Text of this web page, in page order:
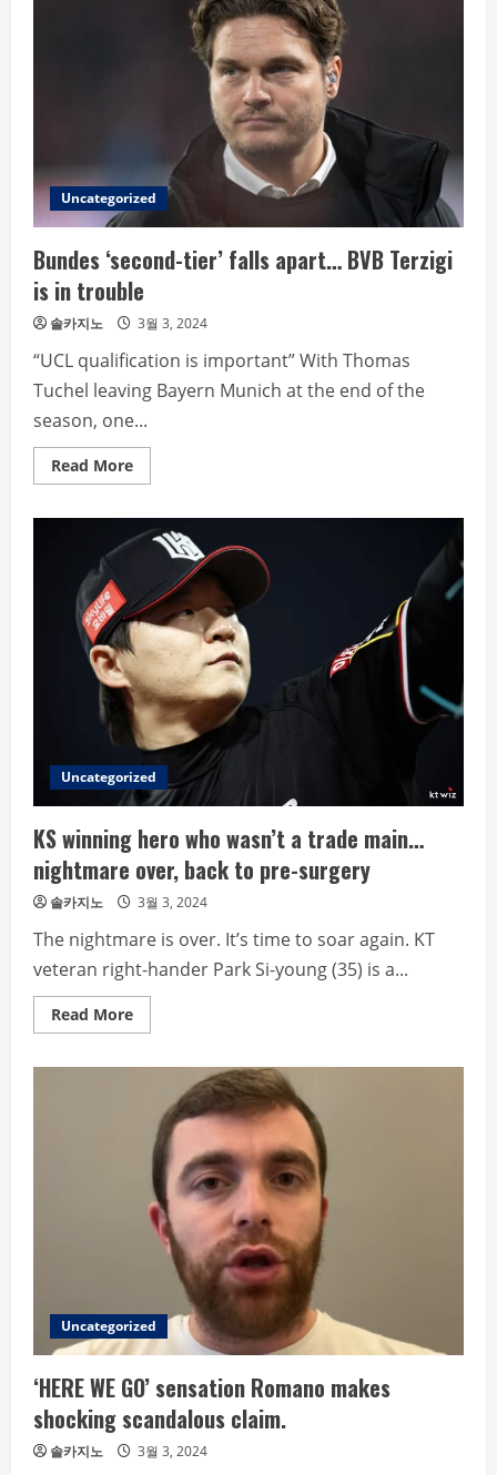
extradite
entrepreneur
Uncategorized
Bundes ‘second-tier’ falls apart… BVB Terzigi
is in trouble
솔카지노 3월 3, 2024
“UCL qualification is important” With Thomas
Tuchel leaving Bayern Munich at the end of the
season, one...
Read MoreRead
more
‘second-
tier’
apart…
BVB
Terzigi
is
in
trouble
Uncategorized
KS winning hero who wasn’t a trade main…
nightmare over, back to pre-surgery
솔카지노 3월 3, 2024
The nightmare is over. It’s time to soar again. KT
veteran right-hander Park Si-young (35) is a...
Read MoreRead
more
wasn’t
trade
main…
nightmare
over,
back
pre-
surgery
Uncategorized
‘HERE WE GO’ sensation Romano makes
shocking scandalous claim.
솔카지노 3월 3, 2024